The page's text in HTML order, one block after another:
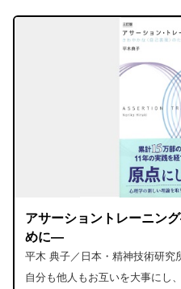
アサーショントレーニン
めに―
平木 典子／日本・精神技術研究
自分も他人もお互いを大事にし